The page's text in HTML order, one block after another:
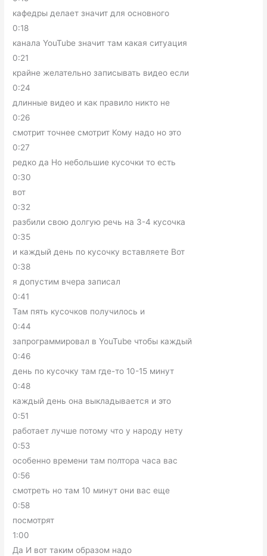
кафедры делает значит для основного
0:18
канала YouTube значит там какая ситуация
0:21
крайне желательно записывать видео если
0:24
длинные видео и как правило никто не
0:26
смотрит точнее смотрит Кому надо но это
0:27
редко да Но небольшие кусочки то есть
0:30
вот
0:32
разбили свою долгую речь на 3-4 кусочка
0:35
и каждый день по кусочку вставляете Вот
0:38
я допустим вчера записал
0:41
Там пять кусочков получилось и
0:44
запрограммировал в YouTube чтобы каждый
0:46
день по кусочку там где-то 10-15 минут
0:48
каждый день она выкладывается и это
0:51
работает лучше потому что у народу нету
0:53
особенно времени там полтора часа вас
0:56
смотреть но там 10 минут они вас еще
0:58
посмотрят
1:00
Да И вот таким образом надо